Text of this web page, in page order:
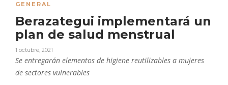
GENERAL
Berazategui implementará un
plan de salud menstrual
1 octubre, 2021
Se entregarán elementos de higiene reutilizables a mujeres
de sectores vulnerables